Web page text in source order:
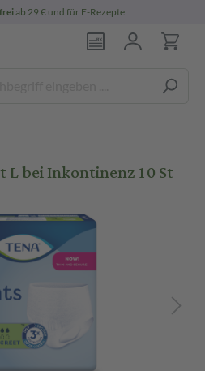
ab 29 € und für E-Rezepte
L bei Inkontinenz 10 St